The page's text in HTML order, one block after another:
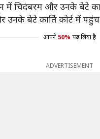
चिदंबरम और उनके बेटे
उनके बेटे कार्ति कोर्ट में
आपने 50% पढ़ लिया है
ADVERTISEMENT